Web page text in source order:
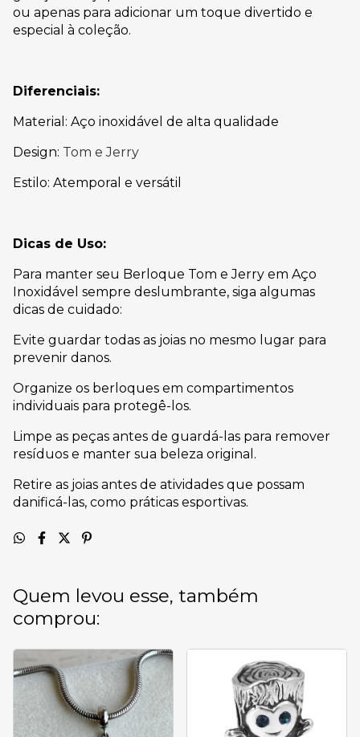
ou apenas para adicionar um toque divertido e
especial à coleção.
Diferenciais:
Material: Aço inoxidável de alta qualidade
Design: Tom e Jerry
Estilo: Atemporal e versátil
Dicas de Uso:
Para manter seu Berloque Tom e Jerry em Aço
Inoxidável sempre deslumbrante, siga algumas
dicas de cuidado:
Evite guardar todas as joias no mesmo lugar para
prevenir danos.
Organize os berloques em compartimentos
individuais para protegê-los.
Limpe as peças antes de guardá-las para remover
resíduos e manter sua beleza original.
Retire as joias antes de atividades que possam
danificá-las, como práticas esportivas.
Quem levou esse, também
comprou: